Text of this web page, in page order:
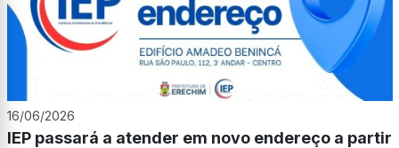
16/06/2026
IEP passará a atender em novo endereço a partir